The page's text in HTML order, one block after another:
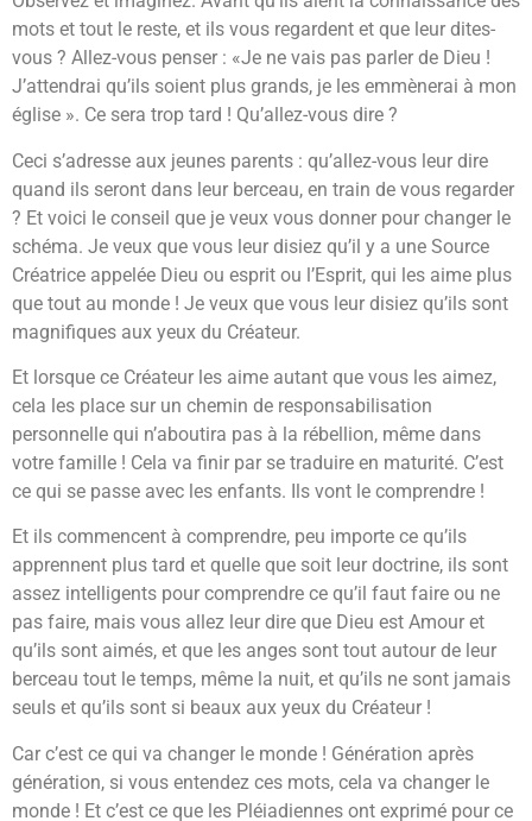
mots et tout le reste, et ils vous regardent et que leur dites-
vous ? Allez-vous penser : «Je ne vais pas parler de Dieu !
J’attendrai qu’ils soient plus grands, je les emmènerai à mon
église ». Ce sera trop tard ! Qu’allez-vous dire ?
Ceci s’adresse aux jeunes parents : qu’allez-vous leur dire
quand ils seront dans leur berceau, en train de vous regarder
? Et voici le conseil que je veux vous donner pour changer le
schéma. Je veux que vous leur disiez qu’il y a une Source
Créatrice appelée Dieu ou esprit ou l’Esprit, qui les aime plus
que tout au monde ! Je veux que vous leur disiez qu’ils sont
magnifiques aux yeux du Créateur.
Et lorsque ce Créateur les aime autant que vous les aimez,
cela les place sur un chemin de responsabilisation
personnelle qui n’aboutira pas à la rébellion, même dans
votre famille ! Cela va finir par se traduire en maturité. C’est
ce qui se passe avec les enfants. Ils vont le comprendre !
Et ils commencent à comprendre, peu importe ce qu’ils
apprennent plus tard et quelle que soit leur doctrine, ils sont
assez intelligents pour comprendre ce qu’il faut faire ou ne
pas faire, mais vous allez leur dire que Dieu est Amour et
qu’ils sont aimés, et que les anges sont tout autour de leur
berceau tout le temps, même la nuit, et qu’ils ne sont jamais
seuls et qu’ils sont si beaux aux yeux du Créateur !
Car c’est ce qui va changer le monde ! Génération après
génération, si vous entendez ces mots, cela va changer le
monde ! Et c’est ce que les Pléiadiennes ont exprimé pour ce